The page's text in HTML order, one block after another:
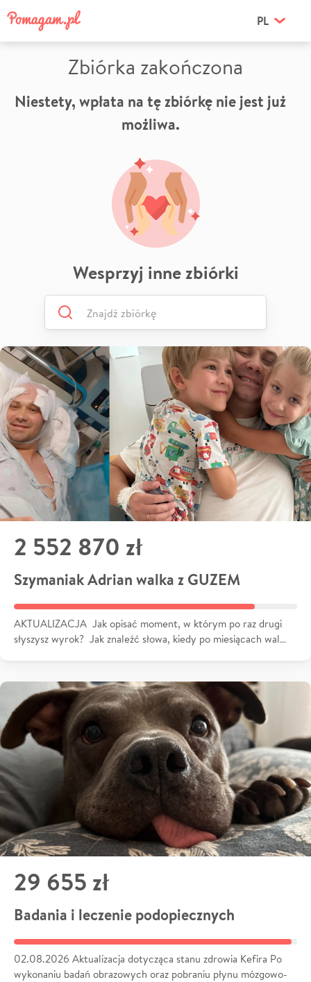
PL
Zbiórka zakończona
Niestety, wpłata na tę zbiórkę nie jest już
możliwa.
Wesprzyj inne zbiórki
2 552 870 zł
Szymaniak Adrian walka z GUZEM
AKTUALIZACJA Jak opisać moment, w którym po raz drugi
słyszysz wyrok? Jak znaleźć słowa, kiedy po miesiącach wal…
29 655 zł
Badania i leczenie podopiecznych
02.08.2026 Aktualizacja dotycząca stanu zdrowia Kefira Po
wykonaniu badań obrazowych oraz pobraniu płynu mózgowo-